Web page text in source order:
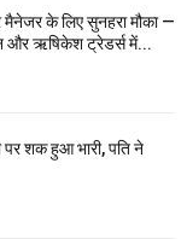
मैनेजर के लिए सुनहरा मौका —
और ऋषिकेश ट्रेडर्स में...
पर शक हुआ भारी, पति ने